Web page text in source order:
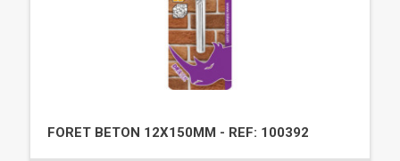
FORET BETON 12X150MM - REF: 100392